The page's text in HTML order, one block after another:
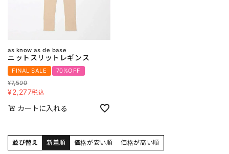
as know as de base
ニットスリットレギンス
FINAL SALE
70%OFF
¥7,590
¥2,277税込
カートに入れる
並び替え 新着順 価格が安い順 価格が高い順